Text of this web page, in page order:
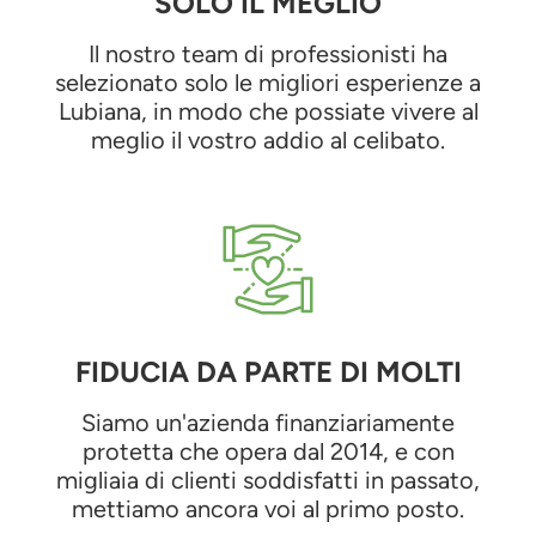
Il nostro team di professionisti ha
selezionato solo le migliori esperienze a
Lubiana, in modo che possiate vivere al
meglio il vostro addio al celibato.
FIDUCIA DA PARTE DI MOLTI
Siamo un'azienda finanziariamente
protetta che opera dal 2014, e con
migliaia di clienti soddisfatti in passato,
mettiamo ancora voi al primo posto.